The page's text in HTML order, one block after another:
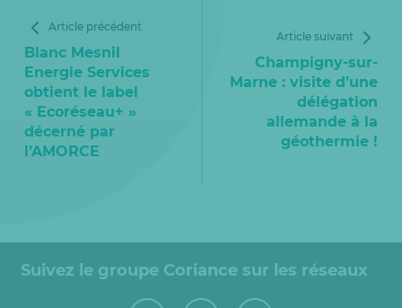
Article précédent
Blanc Mesnil
Energie Services
obtient le label
« Ecoréseau+ »
décerné par
l’AMORCE
Article suivant
Champigny-sur-
Marne : visite d’une
délégation
allemande à la
géothermie !
Suivez le groupe Coriance sur les réseaux